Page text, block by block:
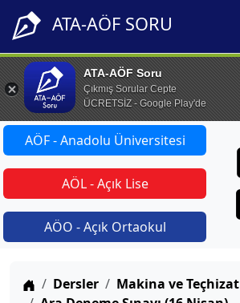
ATA-AÖF SORU
ATA-AÖF Soru
Çıkmış Sorular Cepte
ÜCRETSİZ - Google Play'de
AÖF - Anadolu Üniversitesi
AÖL - Açık Lise
AÖO - Açık Ortaokul
Anasayfa
Dersler
Makina ve Teçhizat